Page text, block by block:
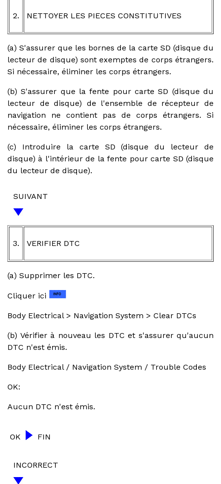
2. NETTOYER LES PIECES CONSTITUTIVES
(a) S'assurer que les bornes de la carte SD (disque du
lecteur de disque) sont exemptes de corps étrangers.
Si nécessaire, éliminer les corps étrangers.
(b) S'assurer que la fente pour carte SD (disque du
lecteur de disque) de l'ensemble de récepteur de
navigation ne contient pas de corps étrangers. Si
nécessaire, éliminer les corps étrangers.
(c) Introduire la carte SD (disque du lecteur de
disque) à l'intérieur de la fente pour carte SD (disque
du lecteur de disque).
SUIVANT
3. VERIFIER DTC
(a) Supprimer les DTC.
Cliquer ici
Body Electrical > Navigation System > Clear DTCs
(b) Vérifier à nouveau les DTC et s'assurer qu'aucun
DTC n'est émis.
Body Electrical / Navigation System / Trouble Codes
OK:
Aucun DTC n'est émis.
OK FIN
INCORRECT